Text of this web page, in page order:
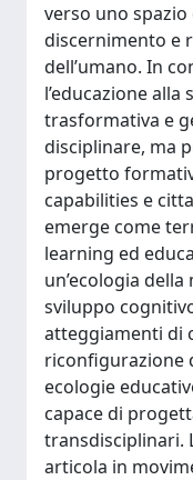
verso uno
discernimento e
dell’umano. In
l’educazione
trasformativa e
disciplinare, ma
progetto
capabilities e
emerge come
learning ed
un’ecologia
sviluppo
atteggiamenti di
riconfigurazione
ecologie
capace di
transdisciplinari.
articola in